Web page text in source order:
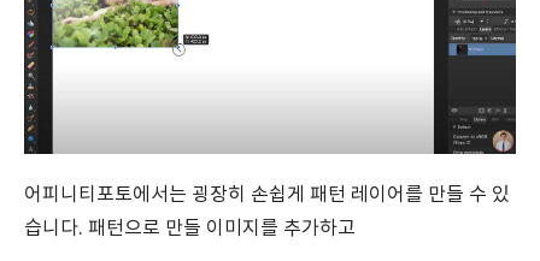
어피니티포토에서는 굉장히 손쉽게 패턴 레이어를 만들 수 있
습니다. 패턴으로 만들 이미지를 추가하고